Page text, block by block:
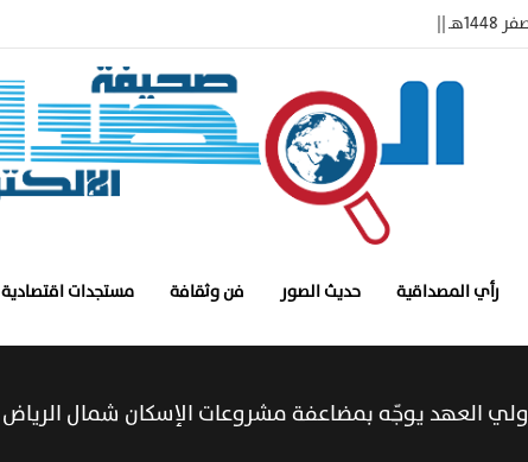
رأي المصداقية حديث الصور فن وثقافة مستجدات اقتصادية
ولي العهد‬⁩ يوجّه بمضاعفة مشروعات الإسكان شمال الرياض